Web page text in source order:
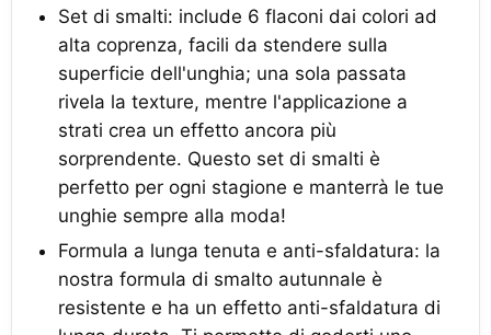
Set di smalti: include 6 flaconi dai colori ad
alta coprenza, facili da stendere sulla
superficie dell'unghia; una sola passata
rivela la texture, mentre l'applicazione a
strati crea un effetto ancora più
sorprendente. Questo set di smalti è
perfetto per ogni stagione e manterrà le tue
unghie sempre alla moda!
Formula a lunga tenuta e anti-sfaldatura: la
nostra formula di smalto autunnale è
resistente e ha un effetto anti-sfaldatura di